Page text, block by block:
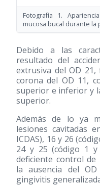
Fotografía 1.
mucosa bucal durante la
Debido a las
resultado del
extrusiva del OD
corona del OD 11,
superior e inferior y
superior.
Además de lo ya
lesiones cavitadas
ICDAS), 16 y 26
24 y 25 (código 1 y
deficiente control
la ausencia del
gingivitis